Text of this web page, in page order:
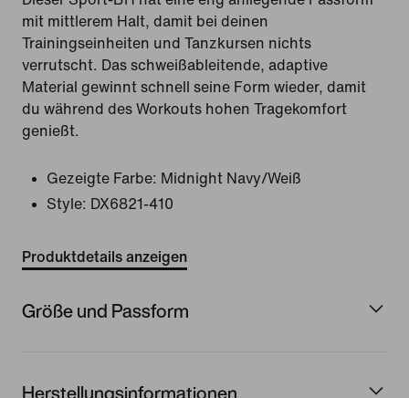
mit mittlerem Halt, damit bei deinen
Trainingseinheiten und Tanzkursen nichts
verrutscht. Das schweißableitende, adaptive
Material gewinnt schnell seine Form wieder, damit
du während des Workouts hohen Tragekomfort
genießt.
Gezeigte Farbe: Midnight Navy/Weiß
Style: DX6821-410
Produktdetails anzeigen
Größe und Passform
Herstellungsinformationen